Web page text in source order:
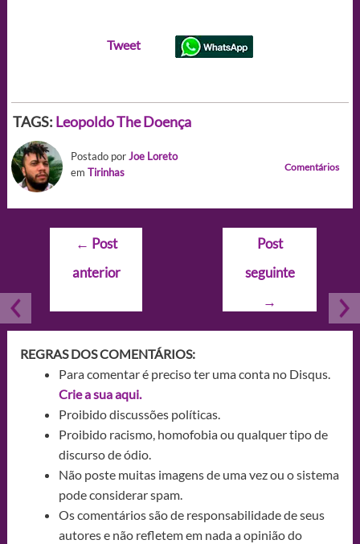
Tweet
TAGS: Leopoldo The Doença
Postado porJoe Loreto
em Tirinhas Comentários
Navegação
Post
← Post
anterior
Post
seguinte
→
REGRAS DOS COMENTÁRIOS:
Para comentar é preciso ter uma conta no Disqus.
Crie a sua aqui.
Proibido discussões políticas.
Proibido racismo, homofobia ou qualquer tipo de
discurso de ódio.
Não poste muitas imagens de uma vez ou o sistema
pode considerar spam.
Os comentários são de responsabilidade de seus
autores e não refletem em nada a opinião do